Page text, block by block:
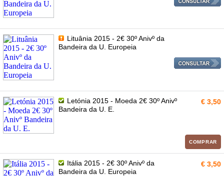
Lituânia 2015 - 2€ 30º Anivº da
Bandeira da U. Europeia
Letónia 2015 - Moeda 2€ 30º Anivº
Bandeira da U. E.
€ 3,50
COMPRAR
Itália 2015 - 2€ 30º Anivº da
Bandeira da U. Europeia
€ 3,50